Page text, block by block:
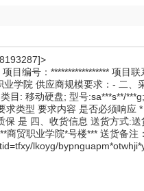
目编号：***************** 项目
学院 供应商规模要求：- 二
目: 移动硬盘; 型号:sa***s**/
类型 要求内容 是否必须响应
是 四、收货信息 送货方式:
贸职业学院*号楼*** 送货备注
lkoyg/